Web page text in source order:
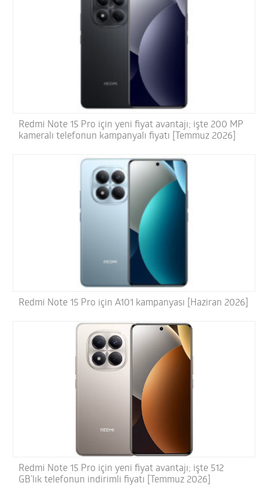
Redmi Note 15 Pro için yeni fiyat avantajı; işte 200 MP
kameralı telefonun kampanyalı fiyatı [Temmuz 2026]
Redmi Note 15 Pro için A101 kampanyası [Haziran 2026]
Redmi Note 15 Pro için yeni fiyat avantajı; işte 512
GB’lık telefonun indirimli fiyatı [Temmuz 2026]